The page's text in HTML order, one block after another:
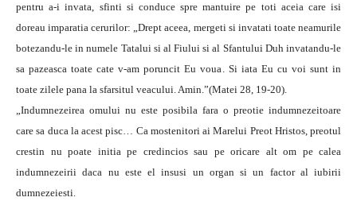
pentru a-i invata, sfinti si conduce spre mantuire pe toti aceia care isi
doreau imparatia cerurilor: „Drept aceea, mergeti si invatati toate neamurile
botezandu-le in numele Tatalui si al Fiului si al Sfantului Duh invatandu-le
sa pazeasca toate cate v-am poruncit Eu voua. Si iata Eu cu voi sunt in
toate zilele pana la sfarsitul veacului. Amin.”(Matei 28, 19-20).
„Indumnezeirea omului nu este posibila fara o preotie indumnezeitoare
care sa duca la acest pisc… Ca mostenitori ai Marelui Preot Hristos, preotul
crestin nu poate initia pe credincios sau pe oricare alt om pe calea
indumnezeirii daca nu este el insusi un organ si un factor al iubirii
dumnezeiesti.